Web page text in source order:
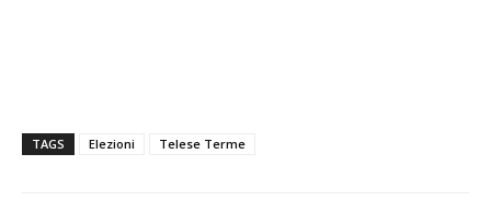
TAGS Elezioni Telese Terme